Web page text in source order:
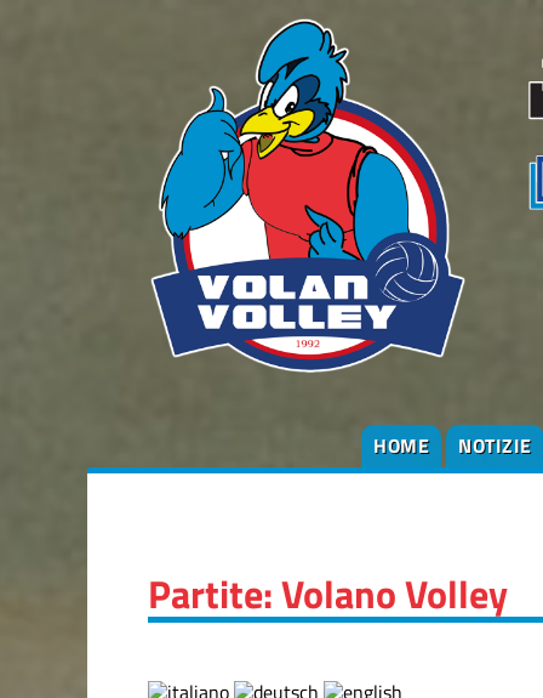
HOME NOTIZIE
Partite: Volano Volley